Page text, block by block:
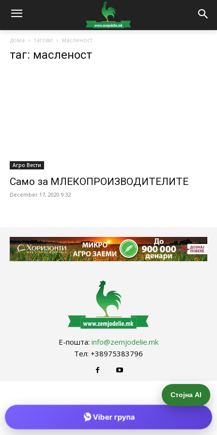
дома тагови масленост
таг: масленост
Агро Вести
Само за МЛЕКОПРОИЗВОДИТЕЛИТЕ
December 17, 2020 9:32
Е-пошта: info@zemjodelie.mk
Тел: +38975383796
Стојна AI
Viber група